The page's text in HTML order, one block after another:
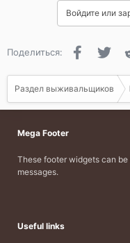
Войдите или
Поделиться: Facebook
Раздел выживальщиков
Mega Footer
These footer widgets can
messages.
Useful links